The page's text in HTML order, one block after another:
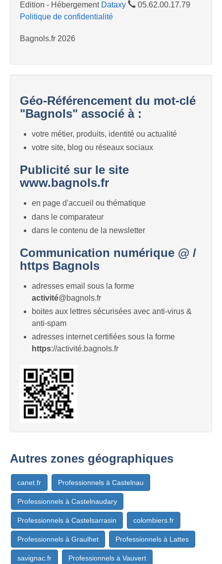
Edition - Hébergement Dataxy
05.62.00.17.79
Politique de confidentialité
Bagnols.fr 2026
Géo-Référencement du mot-clé
"Bagnols" associé à :
votre métier, produits, identité ou actualité
votre site, blog ou réseaux sociaux
Publicité sur le site
www.bagnols.fr
en page d'accueil ou thématique
dans le comparateur
dans le contenu de la newsletter
Communication numérique @ /
https Bagnols
adresses email sous la forme
activité@bagnols.fr
boites aux lettres sécurisées avec anti-virus &
anti-spam
adresses internet certifiées sous la forme
https://activité.bagnols.fr
Autres zones géographiques
canet.fr Professionnels à Castelnau
Professionnels à Castelnaudary
Professionnels à Castelsarrasin colombiers.fr
Professionnels à Graulhet Professionnels à Lattes
savignac.fr Professionnels à Vauvert